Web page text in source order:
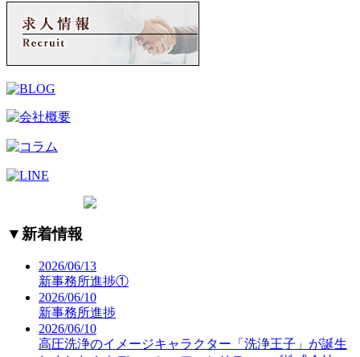
▼ 新着情報
2026/06/13
新事務所進捗①
2026/06/10
新事務所進捗
2026/06/10
高圧洗浄のイメージキャラクター「洗浄王子」が誕生